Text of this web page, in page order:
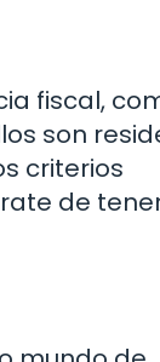
fiscal,
son
criterios
de